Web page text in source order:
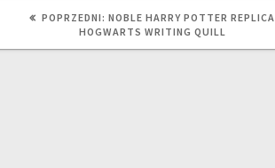
POPRZEDNI: POPRZEDNI
WPIS:
NOBLE HARRY POTTER REPLICA
HOGWARTS WRITING QUILL